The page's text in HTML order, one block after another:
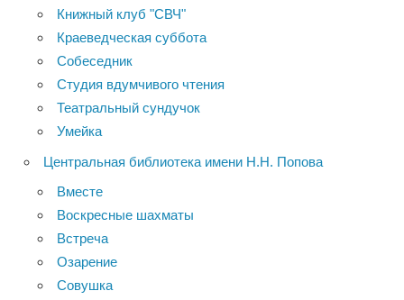
Книжный клуб "СВЧ"
Краеведческая суббота
Собеседник
Студия вдумчивого чтения
Театральный сундучок
Умейка
Центральная библиотека имени Н.Н. Попова
Вместе
Воскресные шахматы
Встреча
Озарение
Совушка